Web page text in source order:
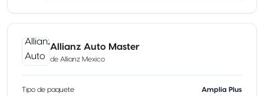
Allianz Auto Master
de Allianz Mexico
Tipo de paquete
Amplia Plus